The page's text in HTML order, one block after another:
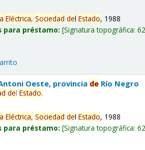
Eléctrica, Sociedad delEstado, 1988
para préstamo: Signatura topográfica:
Oeste, provincia de Río Negro
delEstado.
Eléctrica, Sociedad delEstado, 1988
para préstamo: Signatura topográfica: